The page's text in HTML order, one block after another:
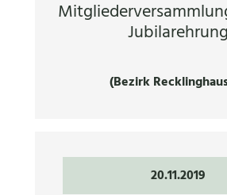
Jubilarehrung
(Bezirk
20.11.2019